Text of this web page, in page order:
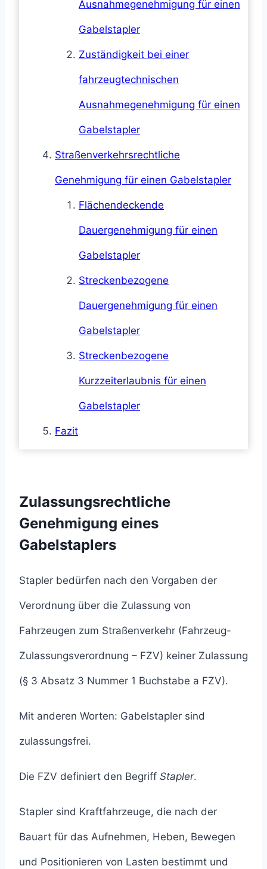
Ausnahmegenehmigung für einen
Gabelstapler
Zuständigkeit bei einer
fahrzeugtechnischen
Ausnahmegenehmigung für einen
Gabelstapler
Straßenverkehrsrechtliche
Genehmigung für einen Gabelstapler
Flächendeckende
Dauergenehmigung für einen
Gabelstapler
Streckenbezogene
Dauergenehmigung für einen
Gabelstapler
Streckenbezogene
Kurzzeiterlaubnis für einen
Gabelstapler
Fazit
Zulassungsrechtliche
Genehmigung eines
Gabelstaplers
Stapler bedürfen nach den Vorgaben der
Verordnung über die Zulassung von
Fahrzeugen zum Straßenverkehr (Fahrzeug-
Zulassungsverordnung – FZV) keiner Zulassung
(§ 3 Absatz 3 Nummer 1 Buchstabe a FZV).
Mit anderen Worten: Gabelstapler sind
zulassungsfrei.
Die FZV definiert den Begriff Stapler.
Stapler sind Kraftfahrzeuge, die nach der
Bauart für das Aufnehmen, Heben, Bewegen
und Positionieren von Lasten bestimmt und